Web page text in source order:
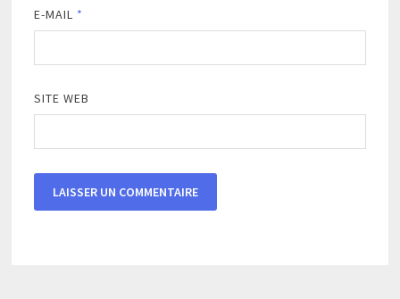
E-MAIL *
SITE WEB